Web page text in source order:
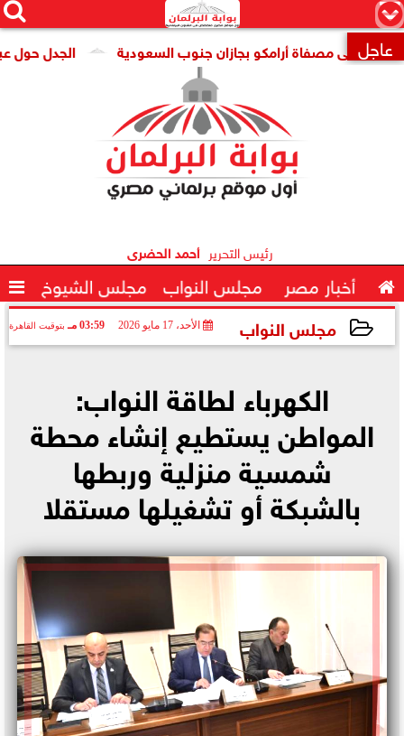
×


 عاجل الجدل حول على مصفاة أرامكو بجازان جنوب السعودية
رئيس التحرير أحمد الحضرى
 أخبار مصر مجلس النواب مجلس الشيوخ 
مجلس النواب الأحد، 17 مايو 2026 03:59 مـ بتوقيت القاهرة
الكهرباء لطاقة النواب:
المواطن يستطيع إنشاء محطة
شمسية منزلية وربطها
بالشبكة أو تشغيلها مستقلا